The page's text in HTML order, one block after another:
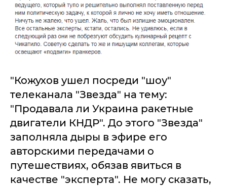
"Кожухов ушел посреди "шоу"
телеканала "Звезда" на тему:
"Продавала ли Украина ракетные
двигатели КНДР". До этого "Звезда"
заполняла дыры в эфире его
авторскими передачами о
путешествиях, обязав явиться в
качестве "эксперта". Не могу сказать,